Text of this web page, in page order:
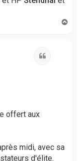
offert aux
midi, avec sa
d'élite.